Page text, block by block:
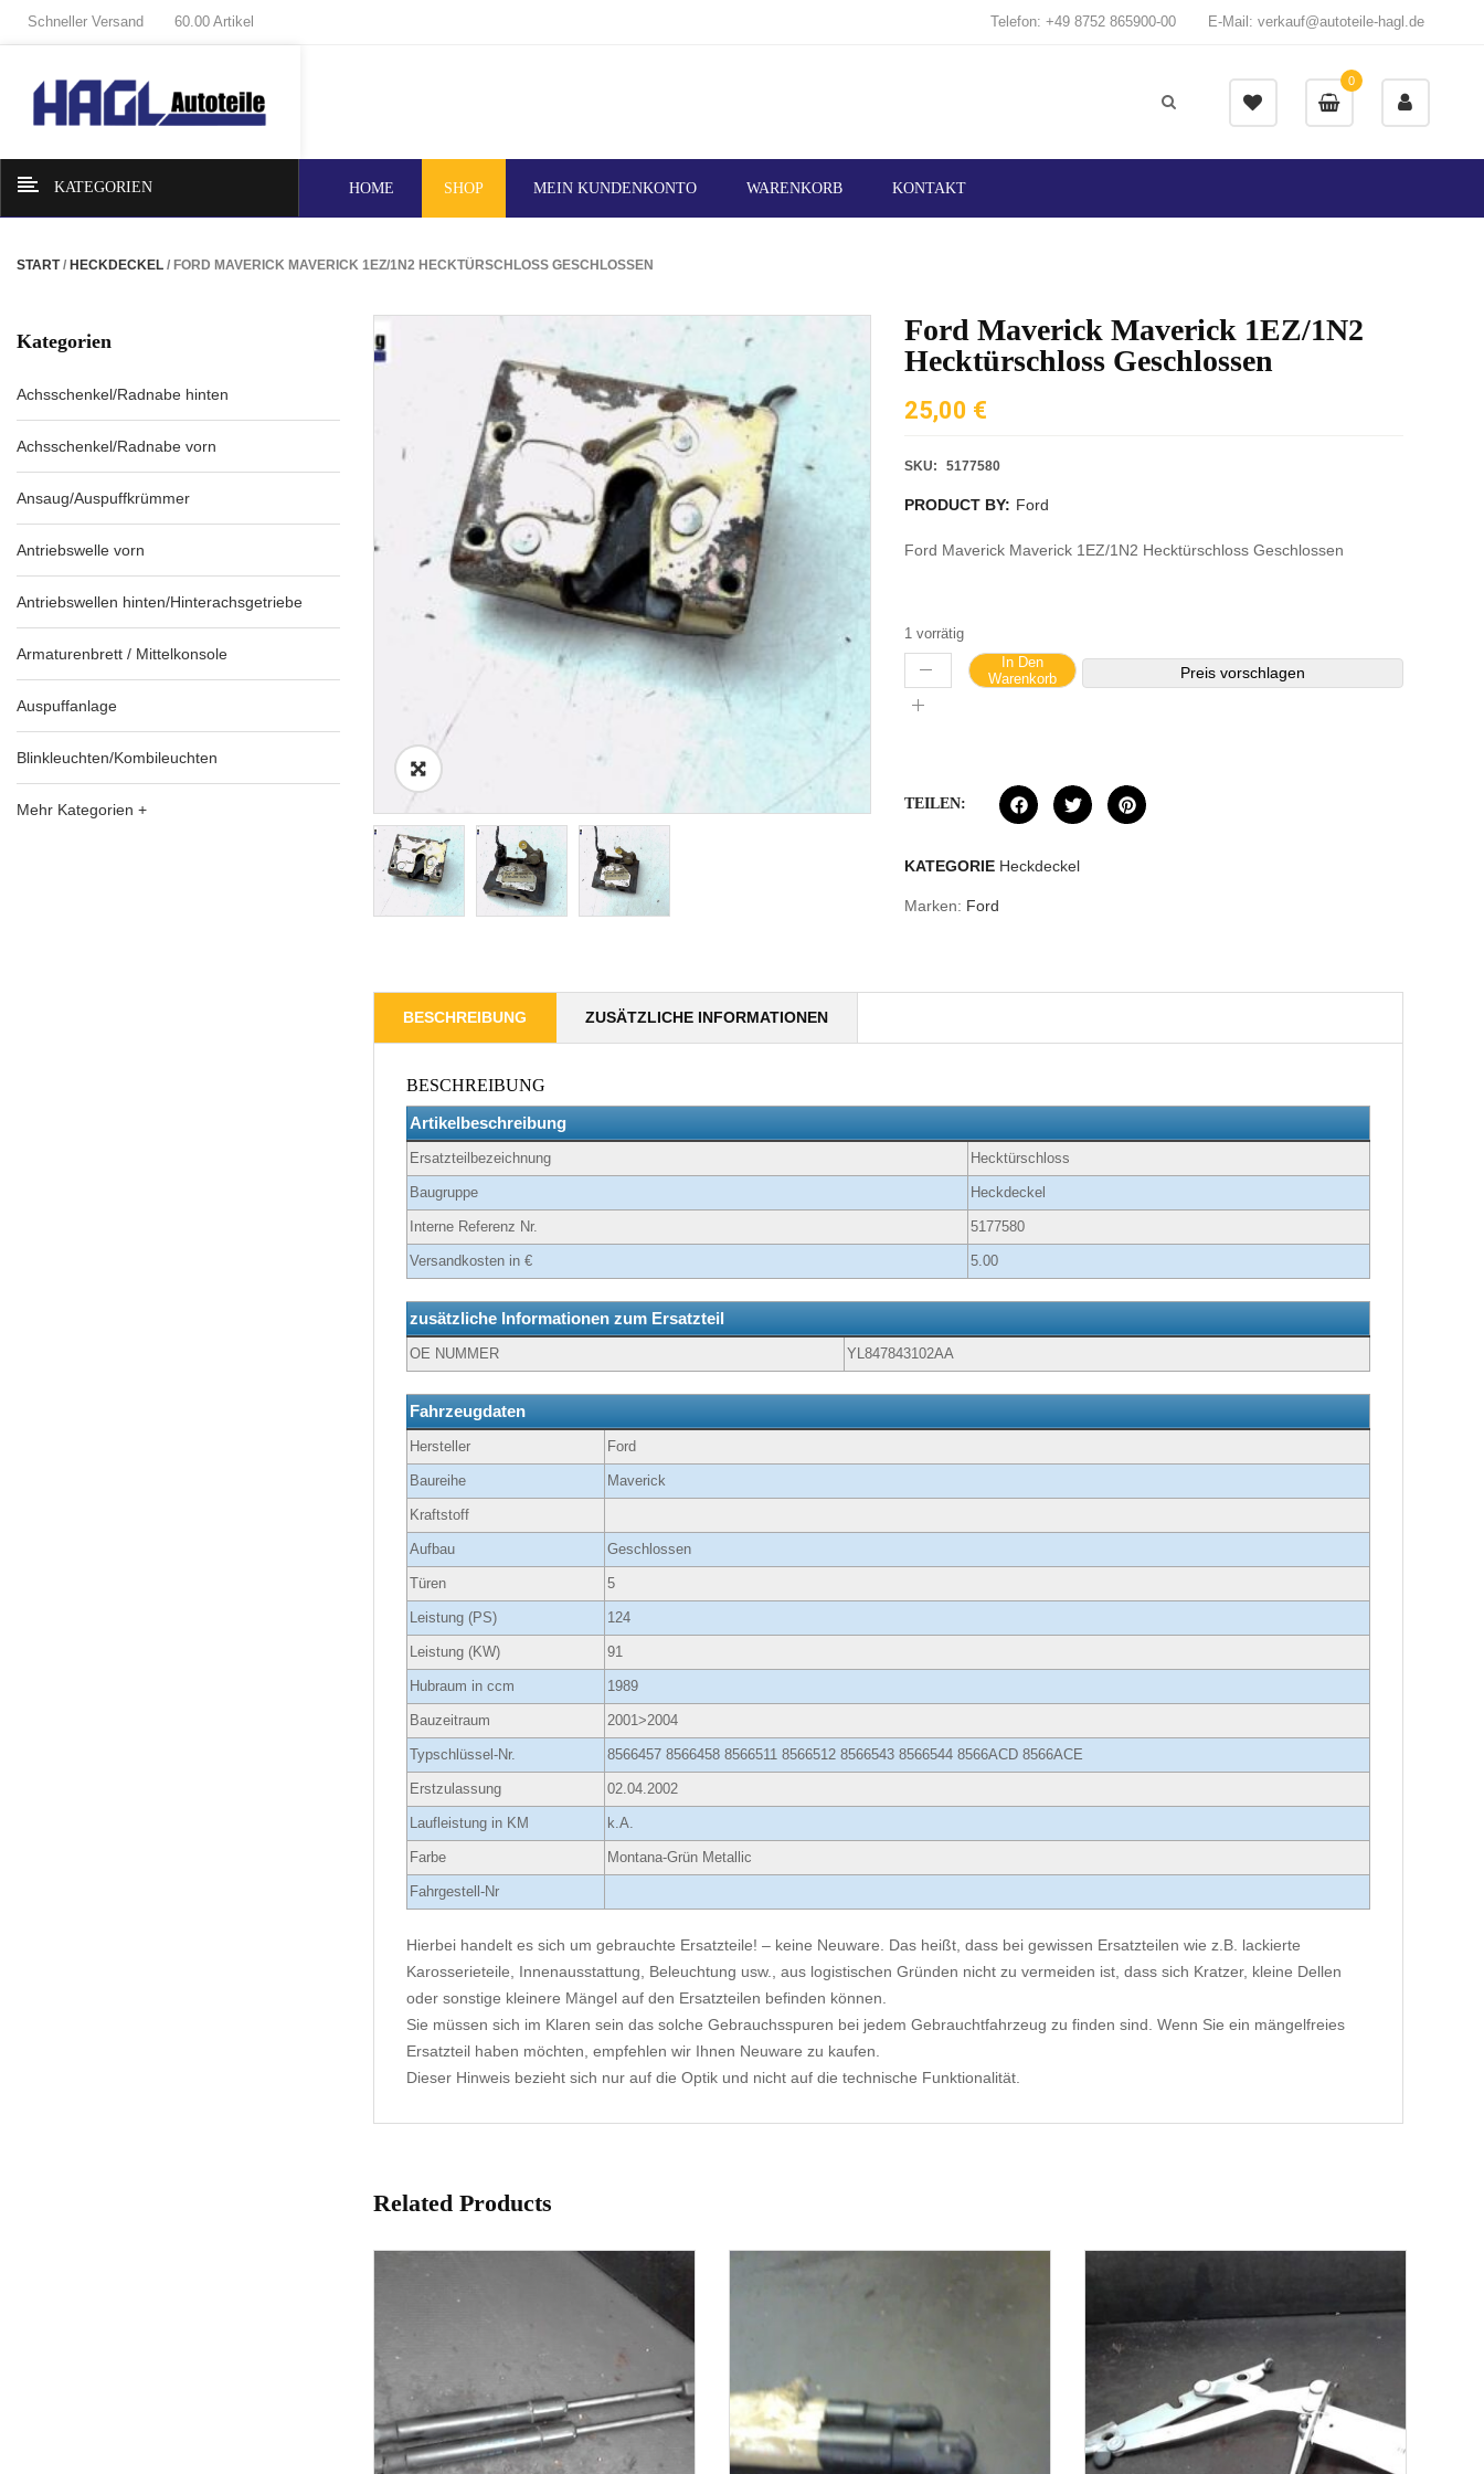
Schneller Versand 60.00 Artikel Telefon: +49 8752 865900-00 E-Mail: verkauf@autoteile-hagl.de
0
KATEGORIEN HOME SHOP MEIN KUNDENKONTO WARENKORB KONTAKT
START/ HECKDECKEL / FORD MAVERICK MAVERICK 1EZ/1N2 HECKTÜRSCHLOSS GESCHLOSSEN
Kategorien
Achsschenkel/Radnabe hinten
Achsschenkel/Radnabe vorn
Ansaug/Auspuffkrümmer
Antriebswelle vorn
Antriebswellen hinten/Hinterachsgetriebe
Armaturenbrett / Mittelkonsole
Auspuffanlage
Blinkleuchten/Kombileuchten
Mehr Kategorien +
Ford Maverick Maverick 1EZ/1N2
Hecktürschloss Geschlossen
25,00 €
SKU: 5177580
PRODUCT BY: Ford
Ford Maverick Maverick 1EZ/1N2 Hecktürschloss Geschlossen
1 vorrätig
In Den
Warenkorb
Preis vorschlagen
TEILEN:
KATEGORIE Heckdeckel
Marken: Ford
BESCHREIBUNG ZUSÄTZLICHE INFORMATIONEN
BESCHREIBUNG
Artikelbeschreibung
Ersatzteilbezeichnung Hecktürschloss
Baugruppe Heckdeckel
Interne Referenz Nr. 5177580
Versandkosten in € 5.00
zusätzliche Informationen zum Ersatzteil
OE NUMMER YL847843102AA
Fahrzeugdaten
Hersteller Ford
Baureihe Maverick
Kraftstoff
Aufbau Geschlossen
Türen 5
Leistung (PS) 124
Leistung (KW) 91
Hubraum in ccm 1989
Bauzeitraum 2001>2004
Typschlüssel-Nr. 8566457 8566458 8566511 8566512 8566543 8566544 8566ACD 8566ACE
Erstzulassung 02.04.2002
Laufleistung in KM k.A.
Farbe Montana-Grün Metallic
Fahrgestell-Nr
Hierbei handelt es sich um gebrauchte Ersatzteile! – keine Neuware. Das heißt, dass bei gewissen Ersatzteilen wie z.B. lackierte
Karosserieteile, Innenausstattung, Beleuchtung usw., aus logistischen Gründen nicht zu vermeiden ist, dass sich Kratzer, kleine Dellen
oder sonstige kleinere Mängel auf den Ersatzteilen befinden können.
Sie müssen sich im Klaren sein das solche Gebrauchsspuren bei jedem Gebrauchtfahrzeug zu finden sind. Wenn Sie ein mängelfreies
Ersatzteil haben möchten, empfehlen wir Ihnen Neuware zu kaufen.
Dieser Hinweis bezieht sich nur auf die Optik und nicht auf die technische Funktionalität.
Related Products
1-3 Werktage 1-3 Werktage 1-3 Werktage